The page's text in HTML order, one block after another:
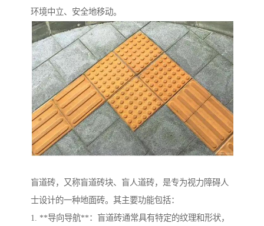
环境中立、安全地移动。
盲道砖，又称盲道砖块、盲人道砖，是专为视力障碍人
士设计的一种地面砖。其主要功能包括：
1. **导向导航**：盲道砖通常具有特定的纹理和形状，